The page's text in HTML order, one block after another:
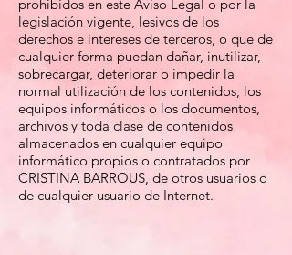
prohibidos en este Aviso Legal o por la
legislación vigente, lesivos de los
derechos e intereses de terceros, o que de
cualquier forma puedan dañar, inutilizar,
sobrecargar, deteriorar o impedir la
normal utilización de los contenidos, los
equipos informáticos o los documentos,
archivos y toda clase de contenidos
almacenados en cualquier equipo
informático propios o contratados por
CRISTINA BARROUS, de otros usuarios o
de cualquier usuario de Internet.